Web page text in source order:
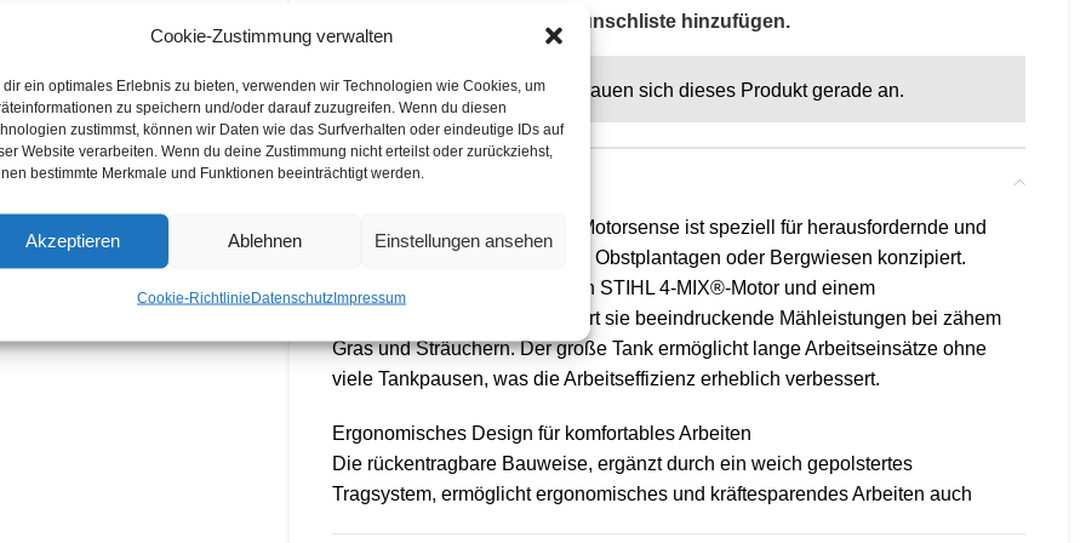
Cookie-Zustimmung verwalten
dir ein optimales Erlebnis zu bieten, verwenden wir Technologien wie Cookies, um
zu speichern und/oder darauf zuzugreifen. Wenn du diesen
zustimmst, können wir Daten wie das Surfverhalten oder eindeutige IDs auf
Website verarbeiten. Wenn du deine Zustimmung nicht erteilst oder zurückziehst,
bestimmte Merkmale und Funktionen beeinträchtigt werden.
Akzeptieren Ablehnen Einstellungen ansehen
Cookie-RichtlinieDatenschutzImpressum
Zur Wunschliste hinzufügen.
7 weitere Personen schauen sich dieses Produkt gerade an.
BESCHREIBUNG
Die STIHL FR 131 T Benzin-Motorsense ist speziell für herausfordernde und
steile Gebiete wie Weinberge, Obstplantagen oder Bergwiesen konzipiert.
Ausgestattet mit einem starken STIHL 4-MIX®-Motor und einem
Grasschneideblatt 230-2, liefert sie beeindruckende Mähleistungen bei zähem
Gras und Sträuchern. Der große Tank ermöglicht lange Arbeitseinsätze ohne
viele Tankpausen, was die Arbeitseffizienz erheblich verbessert.
Ergonomisches Design für komfortables Arbeiten
Die rückentragbare Bauweise, ergänzt durch ein weich gepolstertes
Tragsystem, ermöglicht ergonomisches und kräftesparendes Arbeiten auch